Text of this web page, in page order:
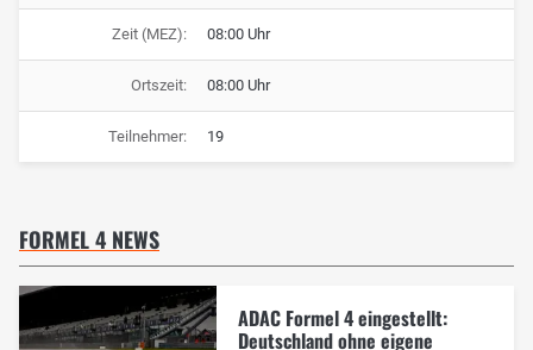
Zeit (MEZ): 08:00 Uhr
Ortszeit: 08:00 Uhr
Teilnehmer: 19
FORMEL 4 NEWS
ADAC Formel 4 eingestellt:
Deutschland ohne eigene